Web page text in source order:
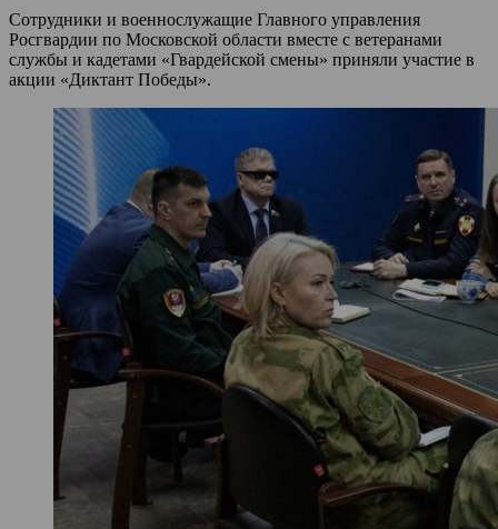
Сотрудники и военнослужащие Главного управления
Росгвардии по Московской области вместе с ветеранами
службы и кадетами «Гвардейской смены» приняли участие в
акции «Диктант Победы».